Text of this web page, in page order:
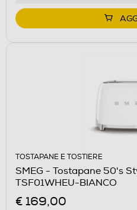
TOSTAPANE E TOSTIERE
SMEG - Tostapane 50's
TSF01WHEU-BIANCO
€ 169,00